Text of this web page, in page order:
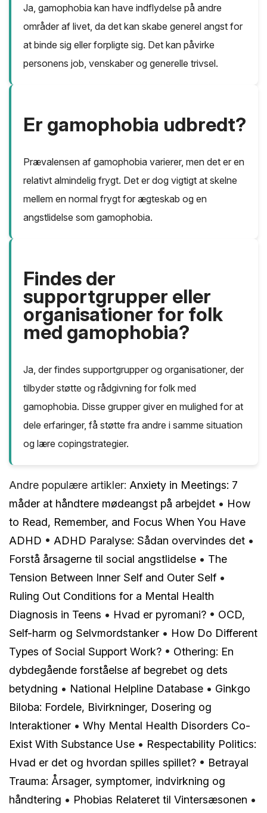
Ja, gamophobia kan have indflydelse på andre
områder af livet, da det kan skabe generel angst for
at binde sig eller forpligte sig. Det kan påvirke
personens job, venskaber og generelle trivsel.
Er gamophobia udbredt?
Prævalensen af gamophobia varierer, men det er en
relativt almindelig frygt. Det er dog vigtigt at skelne
mellem en normal frygt for ægteskab og en
angstlidelse som gamophobia.
Findes der
supportgrupper eller
organisationer for folk
med gamophobia?
Ja, der findes supportgrupper og organisationer, der
tilbyder støtte og rådgivning for folk med
gamophobia. Disse grupper giver en mulighed for at
dele erfaringer, få støtte fra andre i samme situation
og lære copingstrategier.
Andre populære artikler: Anxiety in Meetings: 7
måder at håndtere mødeangst på arbejdet • How
to Read, Remember, and Focus When You Have
ADHD • ADHD Paralyse: Sådan overvindes det •
Forstå årsagerne til social angstlidelse • The
Tension Between Inner Self and Outer Self •
Ruling Out Conditions for a Mental Health
Diagnosis in Teens • Hvad er pyromani? • OCD,
Self-harm og Selvmordstanker • How Do Different
Types of Social Support Work? • Othering: En
dybdegående forståelse af begrebet og dets
betydning • National Helpline Database • Ginkgo
Biloba: Fordele, Bivirkninger, Dosering og
Interaktioner • Why Mental Health Disorders Co-
Exist With Substance Use • Respectability Politics:
Hvad er det og hvordan spilles spillet? • Betrayal
Trauma: Årsager, symptomer, indvirkning og
håndtering • Phobias Relateret til Vintersæsonen •